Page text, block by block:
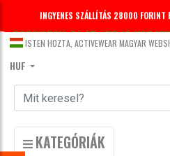
DECEMBER 31-IG -20%
KUPONKÓD:
ISTEN HOZTA, ACTIVEWEAR MAGYAR
HUF
KATEGÓRIÁK